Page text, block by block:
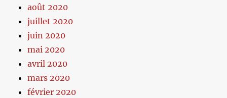
août 2020
juillet 2020
juin 2020
mai 2020
avril 2020
mars 2020
février 2020